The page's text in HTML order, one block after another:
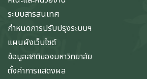
ระบบสารสนเทศ
กำหนดการปรับปรุงระบบฯ
แผนผังเว็บไซต์
ข้อมูลสถิติของมหาวิทยาลัย
ตั้งค่าการแสดงผล